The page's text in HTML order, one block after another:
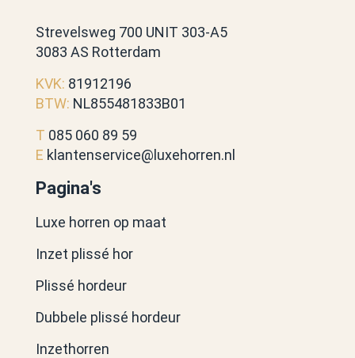
Strevelsweg 700 UNIT 303-A5
3083 AS Rotterdam
KVK: 81912196
BTW: NL855481833B01
T 085 060 89 59
E klantenservice@luxehorren.nl
Pagina's
Luxe horren op maat
Inzet plissé hor
Plissé hordeur
Dubbele plissé hordeur
Inzethorren